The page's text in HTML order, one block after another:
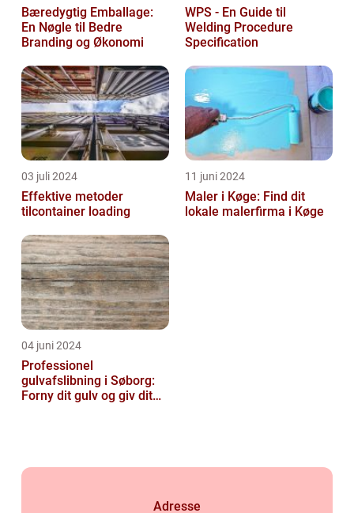
Bæredygtig Emballage:
En Nøgle til Bedre
Branding og Økonomi
WPS - En Guide til
Welding Procedure
Specification
03 juli 2024
Effektive metoder
tilcontainer loading
11 juni 2024
Maler i Køge: Find dit
lokale malerfirma i Køge
04 juni 2024
Professionel
gulvafslibning i Søborg:
Forny dit gulv og giv dit
Adresse